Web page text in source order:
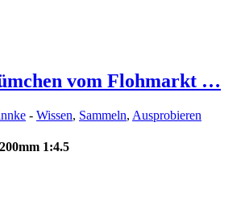
vom Flohmarkt …
- Wissen, Sammeln, Ausprobieren
1:4.5